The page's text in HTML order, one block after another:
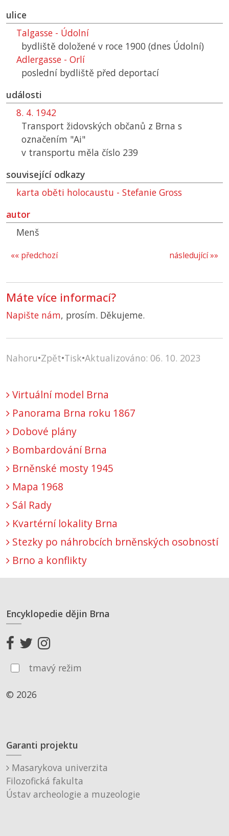
ulice
Talgasse - Údolní
bydliště doložené v roce 1900 (dnes Údolní)
Adlergasse - Orlí
poslední bydliště před deportací
události
8. 4. 1942
Transport židovských občanů z Brna s
označením "Ai"
v transportu měla číslo 239
související odkazy
karta oběti holocaustu - Stefanie Gross
autor
Menš
následující »»
«« předchozí
Máte více informací?
Napište nám, prosím. Děkujeme.
Nahoru•Zpět•Tisk•Aktualizováno: 06. 10. 2023
Virtuální model Brna
Panorama Brna roku 1867
Dobové plány
Bombardování Brna
Brněnské mosty 1945
Mapa 1968
Sál Rady
Kvartérní lokality Brna
Stezky po náhrobcích brněnských osobností
Brno a konflikty
Encyklopedie dějin Brna
tmavý režim
© 2026
Garanti projektu
Masarykova univerzita
Filozofická fakulta
Ústav archeologie a muzeologie